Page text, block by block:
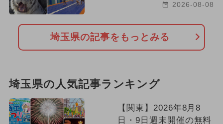
2026-08-08
埼玉県の記事をもっとみる
埼玉県の人気記事ランキング
【関東】2026年8月8
日・9日週末開催の無料